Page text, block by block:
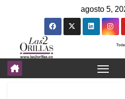
agosto 5,